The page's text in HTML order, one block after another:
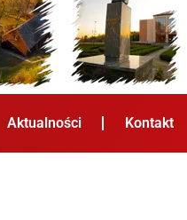
Aktualności Kontakt